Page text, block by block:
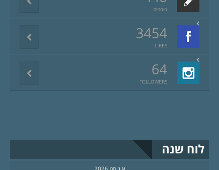
פוסטים
3454
LIKES
64
FOLLOWERS
לוח שנה